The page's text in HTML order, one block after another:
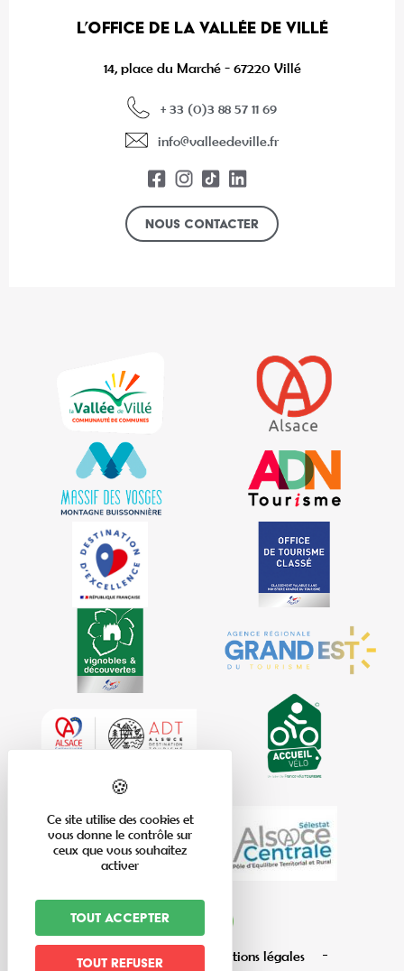
L’OFFICE DE LA VALLÉE DE VILLÉ
14, place du Marché - 67220 Villé
+ 33 (0)3 88 57 11 69
info@valleedeville.fr
Nous contacter
Plan du site Mentions légales
Ce site utilise des cookies et
vous donne le contrôle sur
ceux que vous souhaitez
activer
Tout accepter
Tout refuser